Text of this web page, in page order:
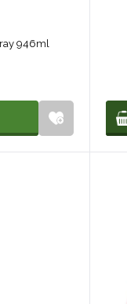
946ml